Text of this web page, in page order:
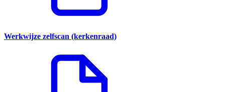
Werkwijze zelfscan (kerkenraad)